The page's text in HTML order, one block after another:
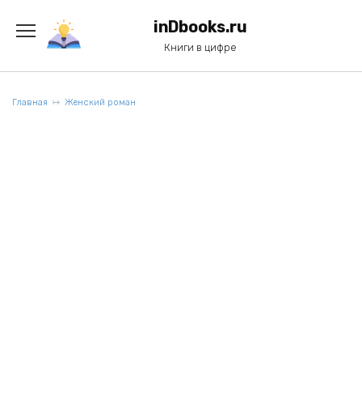
содержанию
inDbooks.ru
Книги в цифре
Главная Женский роман